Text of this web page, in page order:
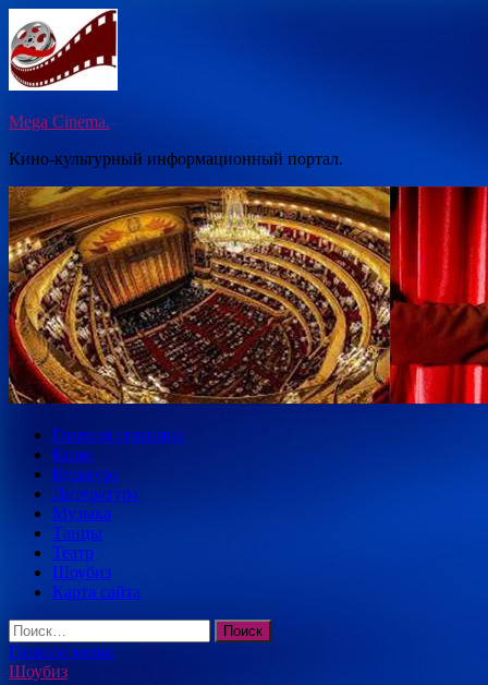
Перейти
к
содержимому
Mega Cinema.
Кино-культурный информационный портал.
Главная страница
Кино
Культура
Литература
Музыка
Танцы
Театр
Шоубиз
Карта сайта
Найти:
Главное меню
Шоубиз